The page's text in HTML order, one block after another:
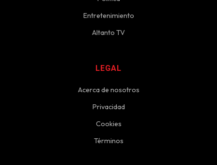
Entretenimiento
Altanto TV
LEGAL
Acerca de nosotros
Privacidad
Cookies
Términos